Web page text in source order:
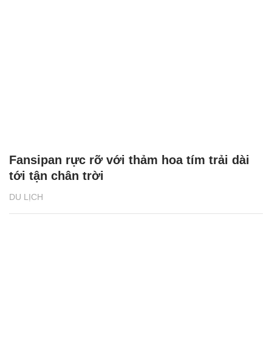
DU LỊCH
Fansipan rực rỡ với thảm hoa tím trải dài
tới tận chân trời